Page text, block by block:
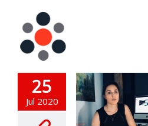
25
Jul 2020